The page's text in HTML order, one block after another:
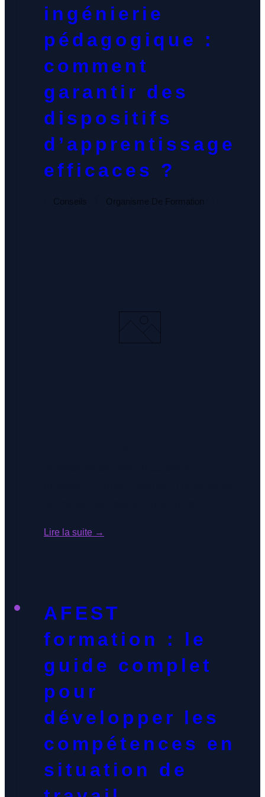
ingénierie
pédagogique :
comment
garantir des
dispositifs
d’apprentissage
efficaces ?
Conseils Organisme De Formation
cache souvent une confusion
commence l’une et où s’arrête l’autre, et
Lire la suite →
AFEST
formation : le
guide complet
pour
développer les
compétences en
situation de